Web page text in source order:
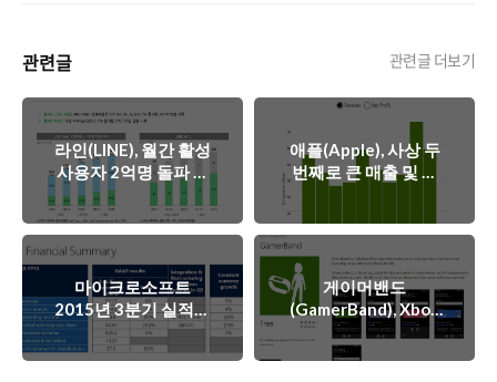
관련글 관련글 더보기
라인(LINE), 월간 활성
사용자 2억명 돌파 및
매출 281억엔 기록
애플(Apple), 사상 두
번째로 큰 매출 및 이
마이크로소프트
2015년 3분기 실적발
표, 매출 24조와 영업
이익 7.3조
게이머밴드
(GamerBand), Xbox
아바타를 마이크로소
프트 밴드 화면으로!